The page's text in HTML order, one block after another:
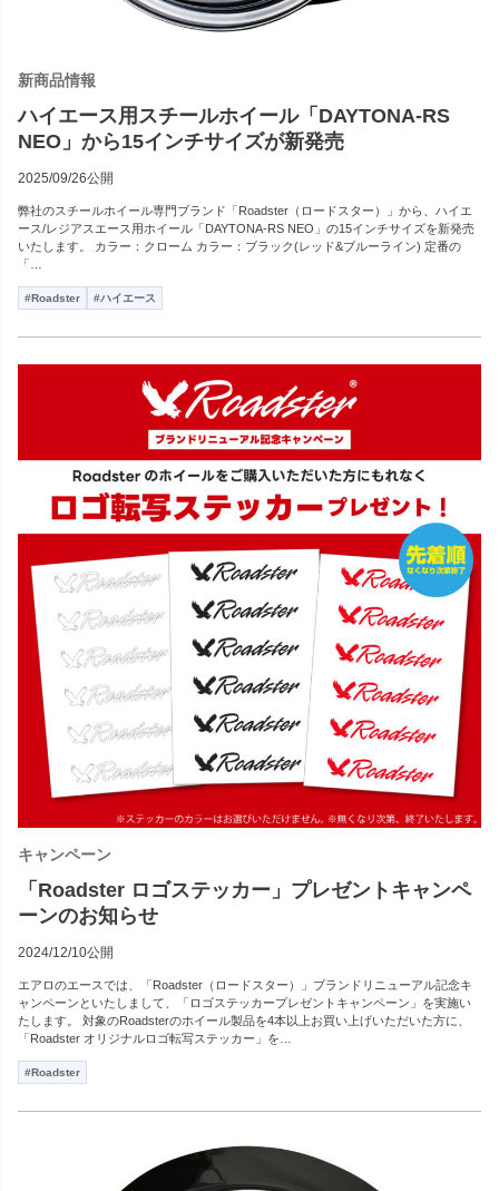
新商品情報
ハイエース用スチールホイール「DAYTONA-RS
NEO」から15インチサイズが新発売
2025/09/26公開
弊社のスチールホイール専門ブランド「Roadster（ロードスター）」から、ハイエ
ース/レジアスエース用ホイール「DAYTONA-RS NEO」の15インチサイズを新発売
いたします。 カラー：クローム カラー：ブラック(レッド&ブルーライン) 定番の
「…
#Roadster #ハイエース
キャンペーン
「Roadster ロゴステッカー」プレゼントキャンペ
ーンのお知らせ
2024/12/10公開
エアロのエースでは、「Roadster（ロードスター）」ブランドリニューアル記念キ
ャンペーンといたしまして、「ロゴステッカープレゼントキャンペーン」を実施い
たします。 対象のRoadsterのホイール製品を4本以上お買い上げいただいた方に、
「Roadster オリジナルロゴ転写ステッカー」を…
#Roadster